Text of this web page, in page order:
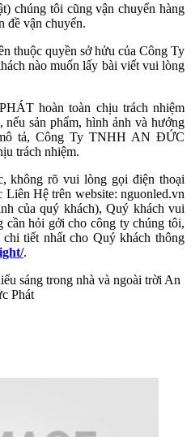
chúng tôi cũng vận chuyển hàng
đề vận chuyển.
thuộc quyền sở hửu của Công Ty
nào muốn lấy bài viết vui lòng
hoàn toàn chịu trách nhiệm
sản phẩm, hình ảnh và hướng
tả, Công Ty TNHH AN ĐỨC
trách nhiệm.
không rõ vui lòng gọi điện thoại
Hệ trên website: nguonled.vn
của quý khách), Quý khách vui
hỏi gởi cho công ty chúng tôi,
tiết nhất cho Quý khách thông
.